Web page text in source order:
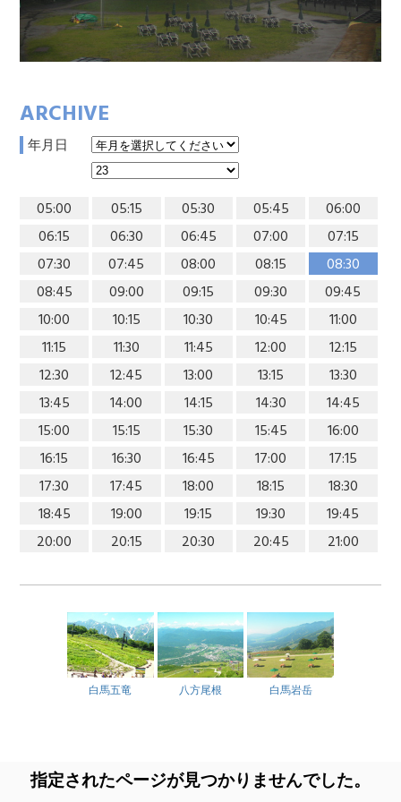
ARCHIVE
年月日
05:00 05:15 05:30 05:45
06:00
06:15
06:30 06:45 07:00
07:15
07:30
07:45 08:00 08:15
08:30
08:45
09:00 09:15 09:30
09:45
10:00
10:15 10:30 10:45
11:00
11:15
11:30 11:45 12:00
12:15
12:30
12:45 13:00 13:15
13:30
13:45
14:00 14:15 14:30
14:45
15:00
15:15 15:30 15:45
16:00
16:15
16:30 16:45 17:00
17:15
17:30
17:45 18:00 18:15
18:30
18:45
19:00 19:15 19:30
19:45
20:00
20:15 20:30 20:45 21:00
白馬五竜 八方尾根 白馬岩岳